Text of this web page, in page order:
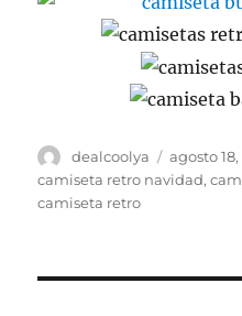
Autor
dealcoolya
Publicado
el
agosto 18,
camiseta retro navidad,
camiseta retro